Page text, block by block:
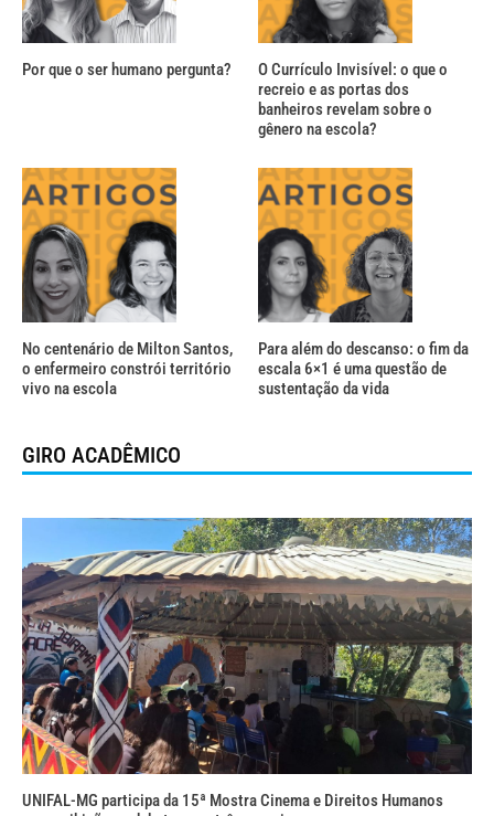
Por que o ser humano pergunta?
O Currículo Invisível: o que o
recreio e as portas dos
banheiros revelam sobre o
gênero na escola?
No centenário de Milton Santos,
o enfermeiro constrói território
vivo na escola
Para além do descanso: o fim da
escala 6×1 é uma questão de
sustentação da vida
GIRO ACADÊMICO
UNIFAL-MG participa da 15ª Mostra Cinema e Direitos Humanos